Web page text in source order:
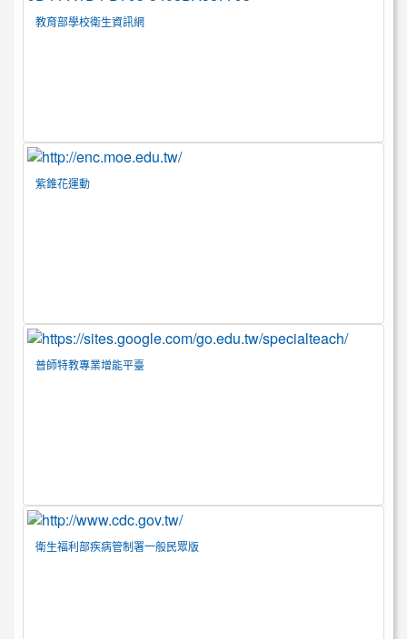
教育部學校衛生資訊網
紫錐花運動
普師特教專業增能平臺
衛生福利部疾病管制署一般民眾版